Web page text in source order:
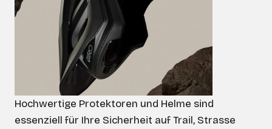
Hochwertige Protektoren und Helme sind
essenziell für Ihre Sicherheit auf Trail, Strasse